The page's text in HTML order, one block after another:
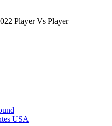
Player Vs Player
USA